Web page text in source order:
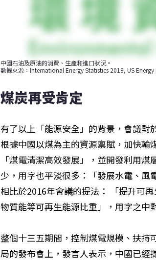
中國石油及原油的消費、生產和進口狀況。
數據來源：International Energy Statistics 2018, US
煤炭再受肯定
有了以上「能源安全」的背景，會議對
根據中國以煤為主的資源禀賦，加快輸
「煤電清潔高效發展」，並開發利用
少，用字也平淡很多：「發展水電、風
相比於2016年會議的提法： 「提升可
物質能等可再生能源比重」，用字之中
整個十三五期間，控制煤電規模、扶持
局的發布會上，發言人表示，中國已經